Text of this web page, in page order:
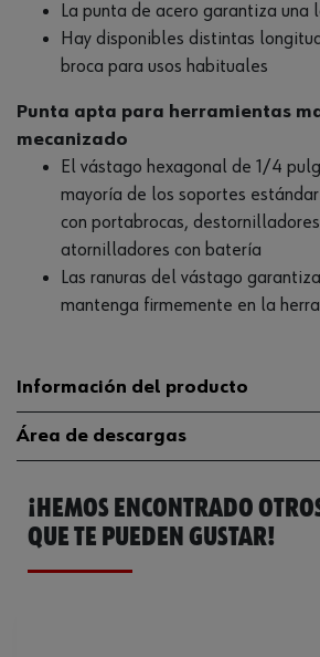
La punta de acero garantiza una
Hay disponibles distintas
broca para usos habituales
Punta apta para herramientas
mecanizado
El vástago hexagonal de 1/4
mayoría de los soportes
con portabrocas,
atornilladores con batería
Las ranuras del vástago
mantenga firmemente en la
Información del producto
Material ST
Tipo de punta
Longitud
Área de descargas
Catálogo General
Ficha Técnica
¡HEMOS ENCONTRADO
QUE TE PUEDEN GUSTAR!